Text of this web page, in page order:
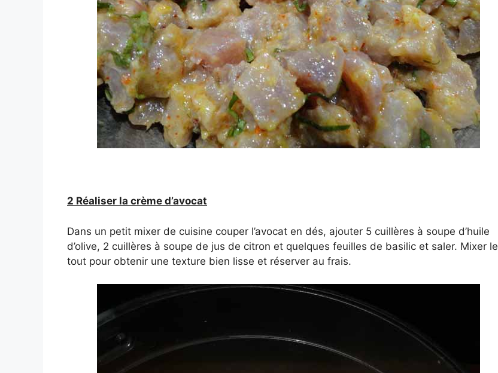
2 Réaliser la crème d’avocat
Dans un petit mixer de cuisine couper l’avocat en dés, ajouter 5 cuillères à soupe d’huile
d’olive, 2 cuillères à soupe de jus de citron et quelques feuilles de basilic et saler. Mixer le
tout pour obtenir une texture bien lisse et réserver au frais.